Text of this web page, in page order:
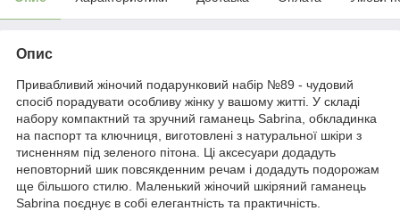
Опис
Привабливий жіночий подарунковий набір №89 - чудовий
спосіб порадувати особливу жінку у вашому житті. У складі
набору компактний та зручний гаманець Sabrina, обкладинка
на паспорт та ключниця, виготовлені з натуральної шкіри з
тисненням під зеленого пітона. Ці аксесуари додадуть
неповторний шик повсякденним речам і додадуть подорожам
ще більшого стилю. Маленький жіночий шкіряний гаманець
Sabrina поєднує в собі елегантність та практичність.